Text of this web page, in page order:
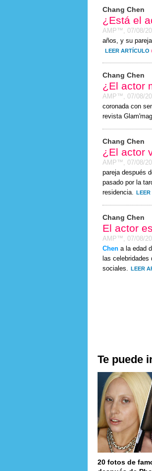
Chang Chen
¿Está el
AMP™, 07/08/
años, y su
LEER ARTÍCULO
Chang Chen
¿El actor
AMP™, 07/08/
coronada con
revista
Chang Chen
¿El actor
AMP™, 07/08/
pareja después
pasado por la
residencia. LEER
Chang Chen
El actor
AMP™, 07/08/
Chen a la edad
las
sociales. LEER
Te puede
20 fotos de